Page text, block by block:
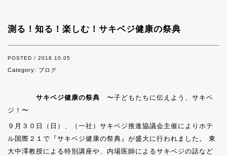
測る！知る！楽しむ！サキベジ健康の祭典
POSTED / 2018.10.05
Category: ブログ
サキベジ健康の祭典 〜子どもたちに伝えよう、サキベ
ジ！〜
９月３０日（日）、（一社）サキベジ推進協議会主催によりホテ
ル国際２１で『サキベジ健康の祭典』が盛大に行われました。 東
大中澤教授による特別講座や、内場医師によるサキベジの話など